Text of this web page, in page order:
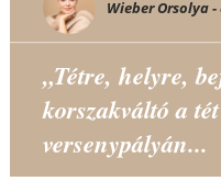
Wieber Orsolya
„Tétre, helyre,
korszakváltó a
versenypályán...